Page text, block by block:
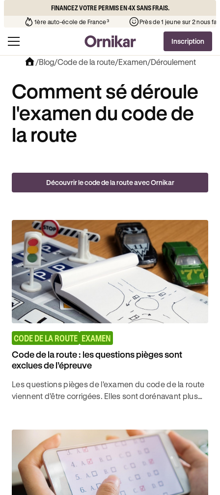
FINANCEZ VOTRE PERMIS EN 4X SANS FRAIS.
que l’auto-école de votre quartier¹ 1ère auto-école de France³
Inscription
/Blog/Code de la route/Examen/Déroulement
Comment sé déroule
l'examen du code de
la route
Découvrir le code de la route avec Ornikar
CODE DE LA ROUTE EXAMEN
Code de la route : les questions pièges sont
exclues de l’épreuve
Les questions pièges de l'examen du code de la route
viennent d'être corrigées. Elles sont dorénavant plus